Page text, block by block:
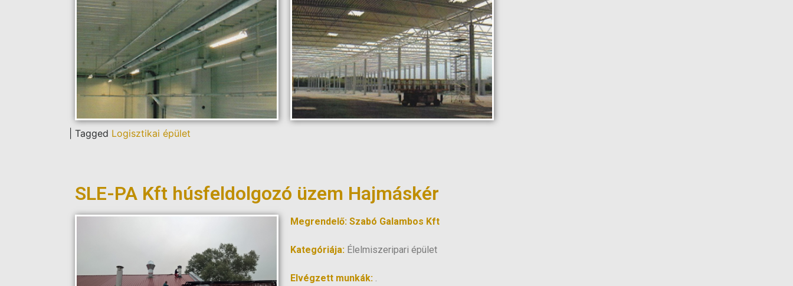
Tagged Logisztikai épület
SLE-PA Kft húsfeldolgozó üzem Hajmáskér
Megrendelő: Szabó Galambos Kft
Kategóriája: Élelmiszeripari épület
Elvégzett munkák: .